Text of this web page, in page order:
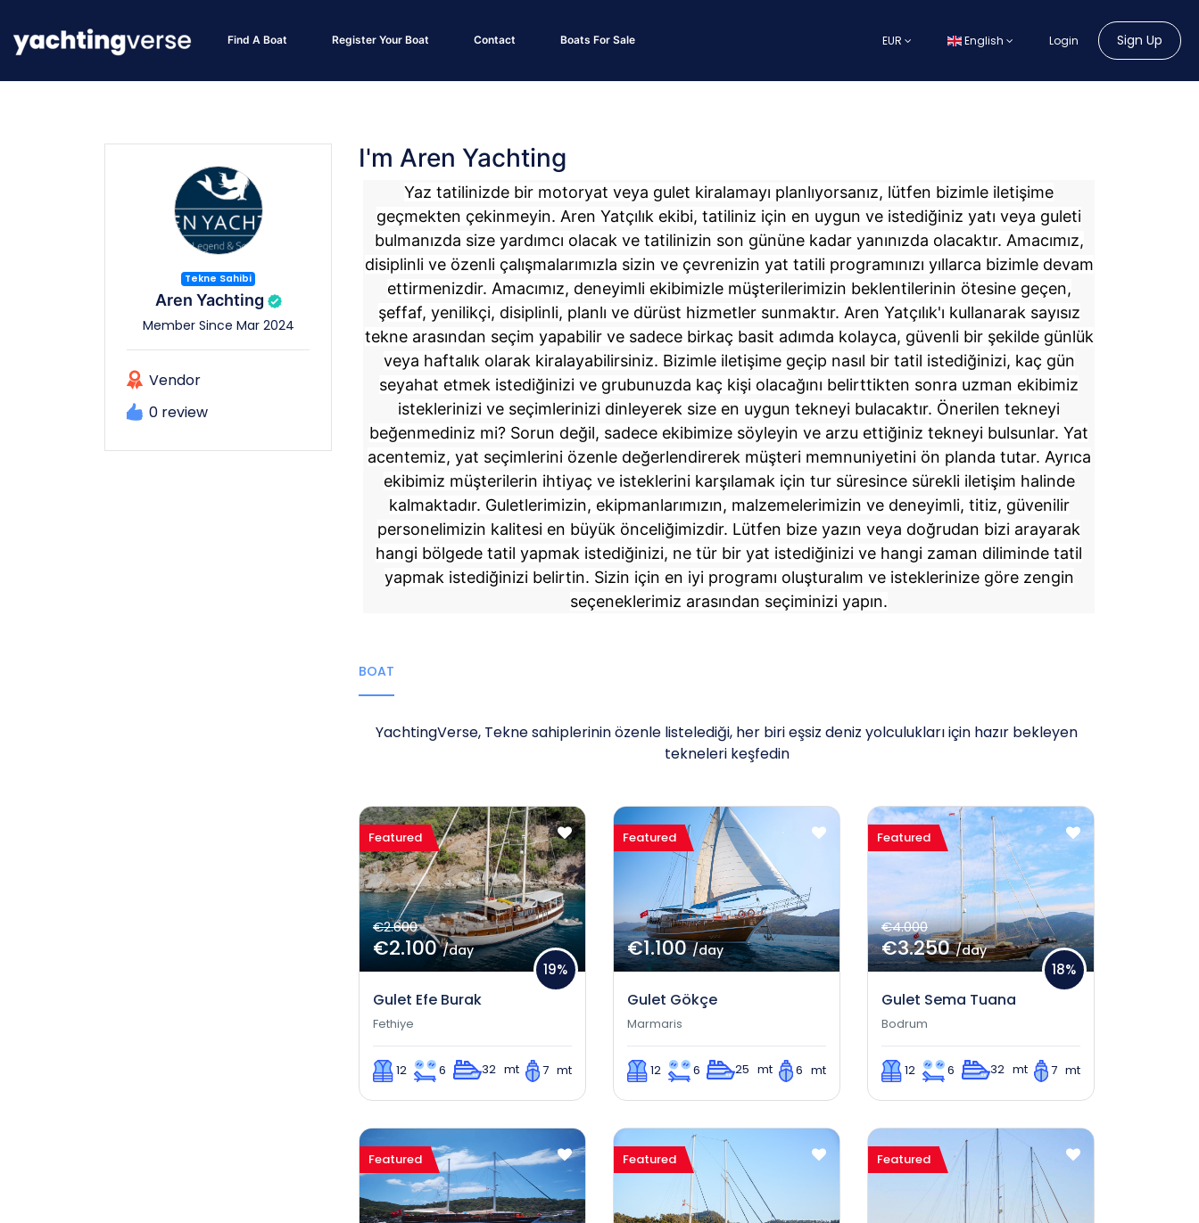
Find A Boat Register Your Boat Contact Boats For Sale EUR English Login Sign Up
Tekne Sahibi
Aren Yachting
Member Since Mar 2024
Vendor
0 review
I'm Aren Yachting
Yaz tatilinizde bir motoryat veya gulet kiralamayı planlıyorsanız, lütfen bizimle iletişime
geçmekten çekinmeyin. Aren Yatçılık ekibi, tatiliniz için en uygun ve istediğiniz yatı veya guleti
bulmanızda size yardımcı olacak ve tatilinizin son gününe kadar yanınızda olacaktır. Amacımız,
disiplinli ve özenli çalışmalarımızla sizin ve çevrenizin yat tatili programınızı yıllarca bizimle devam
ettirmenizdir. Amacımız, deneyimli ekibimizle müşterilerimizin beklentilerinin ötesine geçen,
şeffaf, yenilikçi, disiplinli, planlı ve dürüst hizmetler sunmaktır. Aren Yatçılık'ı kullanarak sayısız
tekne arasından seçim yapabilir ve sadece birkaç basit adımda kolayca, güvenli bir şekilde günlük
veya haftalık olarak kiralayabilirsiniz. Bizimle iletişime geçip nasıl bir tatil istediğinizi, kaç gün
seyahat etmek istediğinizi ve grubunuzda kaç kişi olacağını belirttikten sonra uzman ekibimiz
isteklerinizi ve seçimlerinizi dinleyerek size en uygun tekneyi bulacaktır. Önerilen tekneyi
beğenmediniz mi? Sorun değil, sadece ekibimize söyleyin ve arzu ettiğiniz tekneyi bulsunlar. Yat
acentemiz, yat seçimlerini özenle değerlendirerek müşteri memnuniyetini ön planda tutar. Ayrıca
ekibimiz müşterilerin ihtiyaç ve isteklerini karşılamak için tur süresince sürekli iletişim halinde
kalmaktadır. Guletlerimizin, ekipmanlarımızın, malzemelerimizin ve deneyimli, titiz, güvenilir
personelimizin kalitesi en büyük önceliğimizdir. Lütfen bize yazın veya doğrudan bizi arayarak
hangi bölgede tatil yapmak istediğinizi, ne tür bir yat istediğinizi ve hangi zaman diliminde tatil
yapmak istediğinizi belirtin. Sizin için en iyi programı oluşturalım ve isteklerinize göre zengin
seçeneklerimiz arasından seçiminizi yapın.
BOAT
YachtingVerse, Tekne sahiplerinin özenle listelediği, her biri eşsiz deniz yolculukları için hazır bekleyen
tekneleri keşfedin
Featured
€2.600
€2.100/day
Gulet Efe Burak
19%
Fethiye
12 6 32 mt 7 mt
Featured
€1.100/day
Gulet Gökçe
Marmaris
12 6 25 mt 6 mt
Featured
€4.000
€3.250/day
Gulet Sema Tuana
18%
Bodrum
12 6 32 mt 7 mt
Featured Featured Featured